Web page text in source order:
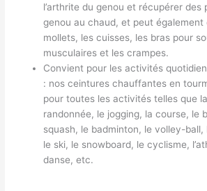
l’arthrite du genou et récupérer des
genou au chaud, et peut également
mollets, les cuisses, les bras pour
musculaires et les crampes.
Convient pour les activités
: nos ceintures chauffantes en
pour toutes les activités telles que
randonnée, le jogging, la course, le
squash, le badminton, le volley-
le ski, le snowboard, le cyclisme,
danse, etc.